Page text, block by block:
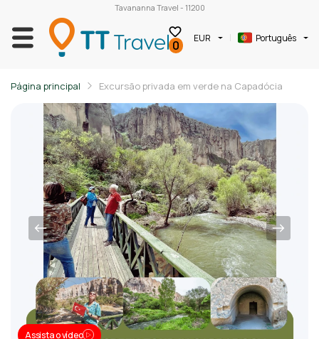
Tavananna Travel - 11200
0 EUR Português
Página principal Excursão privada em verde na Capadócia
Assista o vídeo